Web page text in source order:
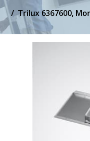
Trilux 6367600,